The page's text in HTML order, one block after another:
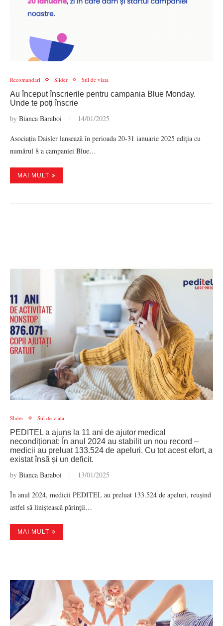
Recomandari Slider Stil de viata
Au început înscrierile pentru campania Blue Monday.
Unde te poți înscrie
by Bianca Baraboi 14/01/2025
Asociația Daisler lansează în perioada 20-31 ianuarie 2025 ediția cu
numărul 8 a campaniei Blue…
MAI MULT
Slider Stil de viata
PEDITEL a ajuns la 11 ani de ajutor medical
necondiționat: În anul 2024 au stabilit un nou record –
medicii au preluat 133.524 de apeluri. Cu tot acest efort, a
existat însă și un deficit.
by Bianca Baraboi 13/01/2025
În anul 2024, medicii PEDITEL au preluat 133.524 de apeluri, reușind
astfel să liniștească părinții…
MAI MULT